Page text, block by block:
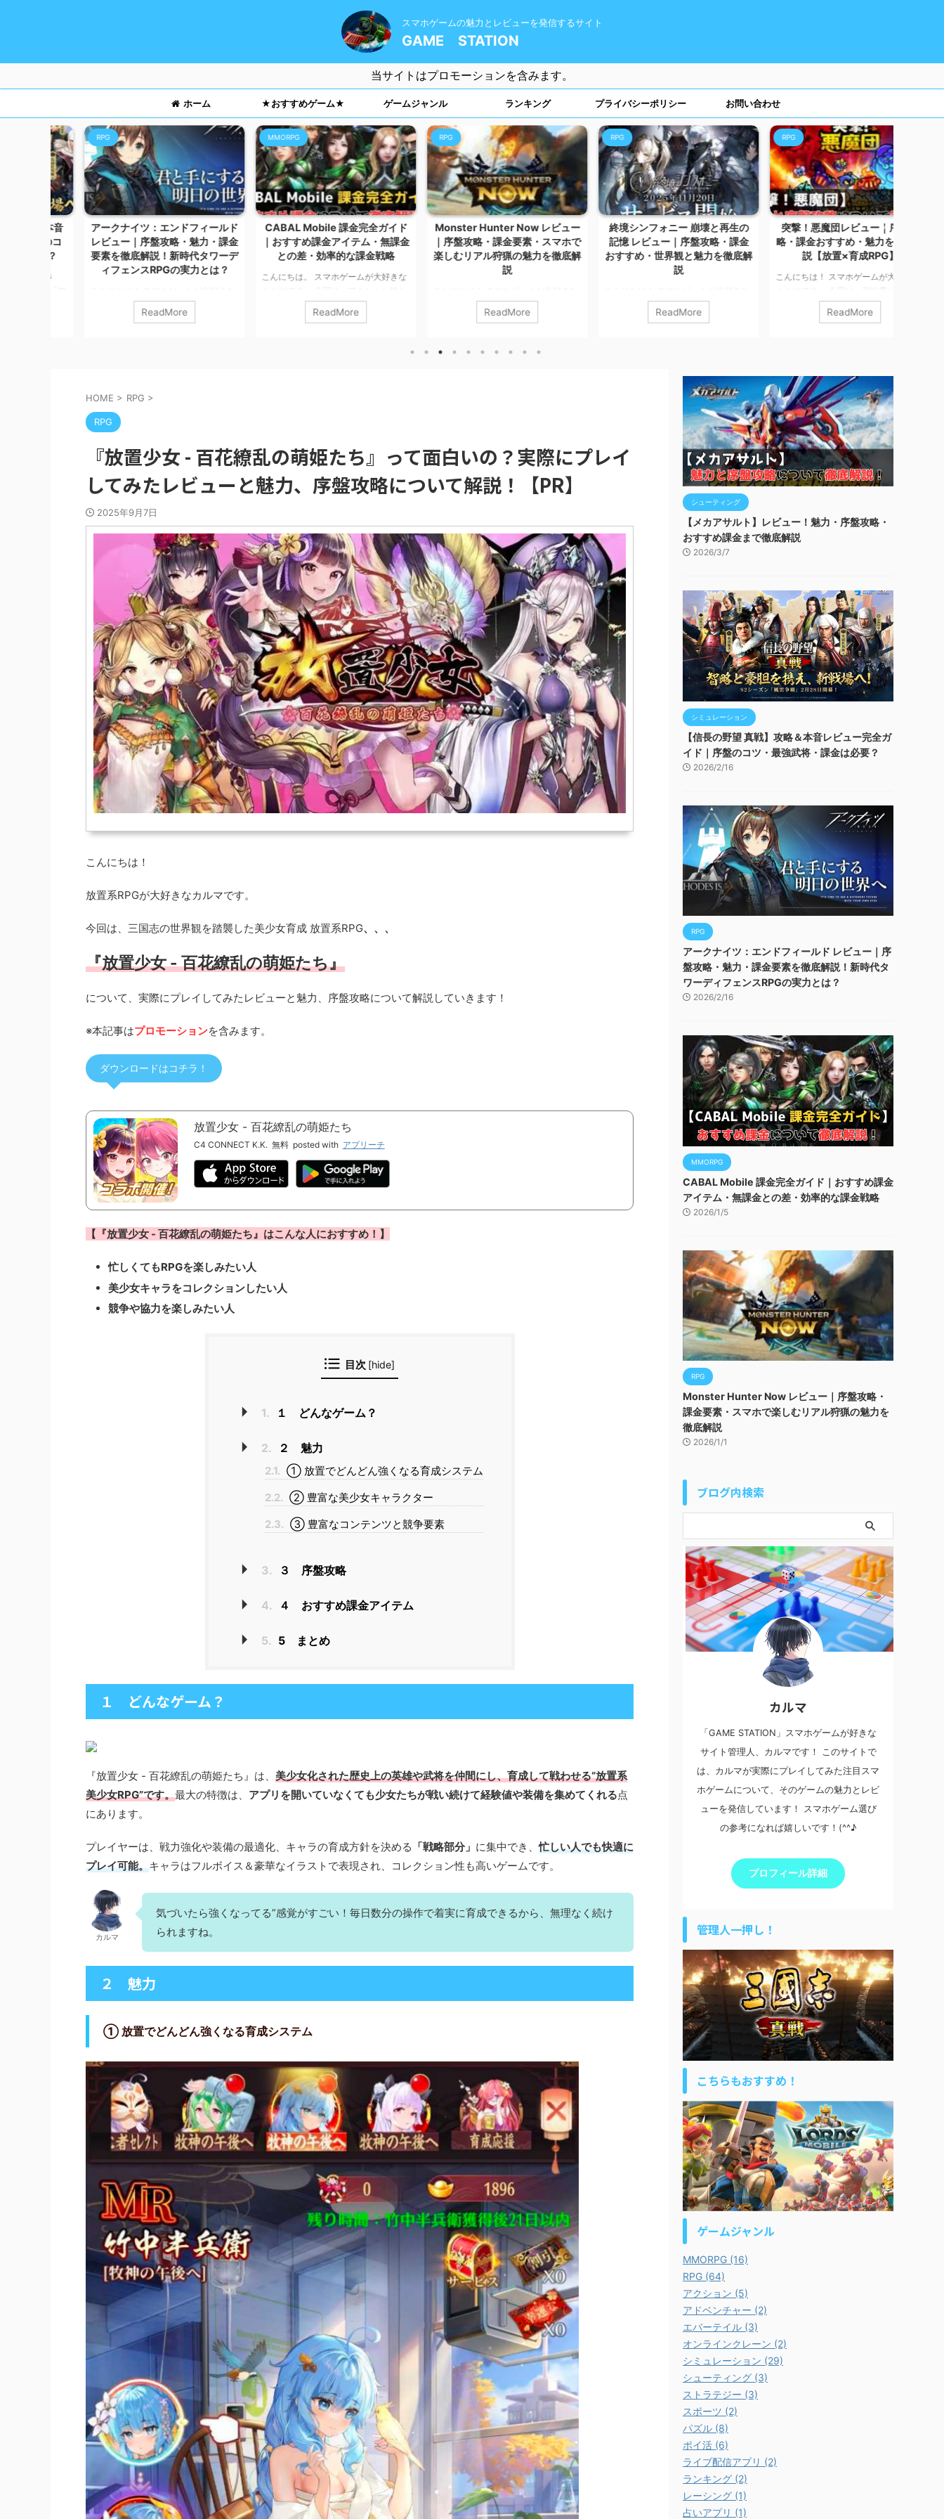
スマホゲームの魅力とレビューを発信するサイト
GAME STATION
当サイトはプロモーションを含みます。
ホーム ★おすすめゲーム★ ゲームジャンル ランキング プライバシーポリシー お問い合わせ
RPG
アークナイツ：エンドフィールド
レビュー｜序盤攻略・魅力・課金
要素を徹底解説！新時代タワーデ
ィフェンスRPGの実力とは？
カルマです。 今回は、大人気タワーデ
ィフェンスRPG「アークナイツ」の世
ロモーションを含みます。 ダウンロー
ドはコチラ！ アークナイツ：エンドフ
ィールド GRYPH FRONTIER PTE.LTD.無
イツ』はこんな人におすすめ！】 アー
ReadMore
MMORPG
CABAL Mobile 課金完全ガイド
｜おすすめ課金アイテム・無課金
との差・効率的な課金戦略
こんにちは。 スマホゲームが大好きな
育成が特徴の本格MMORPG――
『CABAL Mobile（カバルモバイル）』
ReadMore
RPG
Monster Hunter Now レビュー
｜序盤攻略・課金要素・スマホで
楽しむリアル狩猟の魅力を徹底解
カルマです。 今回は、位置情報連動型
アクションRPG、、、 『Monster
しい人 隙間時間で遊び ...
ReadMore
RPG
終境シンフォニー 崩壊と再生の
記憶 レビュー｜序盤攻略・課金
おすすめ・世界観と魅力を徹底解
カルマです。 今回は、文明が崩壊した
終末世界を舞台にしたダークファンタ
序盤攻略について解説していきます！
※本記事はプロモーションを含みます。
ダウンロードはコチラ！ 終境シンフォ
ニー Six Waves Inc.無料posted withア
プリーチ 【『突終境シンフォニー 崩壊
と再生の記憶』はこんな人におすす
め！】 重厚なストーリーを楽しみたい
ReadMore
RPG
突撃！悪魔団レビュー｜序盤攻
略・課金おすすめ・魅力を徹底解
説【放置×育成RPG】
こんにちは！ スマホゲームが大好きな
たちを率いて戦う放置系×育成
RPG、、、 『突撃！悪魔団』 につい
みます。 ダウンロードはコチラ！ 突
撃！悪魔団 Wemade Max Co., Ltd.無料
posted withアプリーチ 【『突撃！悪魔
団』はこんな人におすすめ！】 放置ゲ
ームが好きな人 キャラ育成を楽しみた
い人 気軽に長く遊べるゲームを探して
いる人 どんなゲーム ...
ReadMore
HOME > RPG >
RPG
『放置少女 - 百花繚乱の萌姫たち』って面白いの？実際にプレイ
してみたレビューと魅力、序盤攻略について解説！【PR】
2025年9月7日
こんにちは！
放置系RPGが大好きなカルマです。
今回は、三国志の世界観を踏襲した美少女育成 放置系RPG、、、
『放置少女 - 百花繚乱の萌姫たち』
について、実際にプレイしてみたレビューと魅力、序盤攻略について解説していきます！
※本記事はプロモーションを含みます。
ダウンロードはコチラ！
放置少女 - 百花繚乱の萌姫たち
C4 CONNECT K.K. 無料 posted with アプリーチ
【 『放置少女 - 百花繚乱の萌姫たち 』 はこんな人におすすめ！】
忙しくてもRPGを楽しみたい人
美少女キャラをコレクションしたい人
競争や協力を楽しみたい人
目次 [hide]
1. １ どんなゲーム？
2. ２ 魅力
2.1. ① 放置でどんどん強くなる育成システム
2.2. ② 豊富な美少女キャラクター
2.3. ③ 豊富なコンテンツと競争要素
3. ３ 序盤攻略
4. ４ おすすめ課金アイテム
5. 5 まとめ
１ どんなゲーム？
『放置少女 - 百花繚乱の萌姫たち』は、 美少女化された歴史上の英雄や武将を仲間にし、育成して戦わせる“放置系
美少女RPG”です。最大の特徴は、 アプリを開いていなくても少女たちが戦い続けて経験値や装備を集めてくれる点
にあります。
プレイヤーは、戦力強化や装備の最適化、キャラの育成方針を決める 「戦略部分」 に集中でき、忙しい人でも快適に
プレイ可能。キャラはフルボイス＆豪華なイラストで表現され、コレクション性も高いゲームです。
カルマ
気づいたら強くなってる”感覚がすごい！毎日数分の操作で着実に育成できるから、無理なく続け
られますね。
２ 魅力
① 放置でどんどん強くなる育成システム
シューティング
【メカアサルト】レビュー！魅力・序盤攻略・
おすすめ課金まで徹底解説
2026/3/7
シミュレーション
【信長の野望 真戦】攻略＆本音レビュー完全ガ
イド｜序盤のコツ・最強武将・課金は必要？
2026/2/16
RPG
アークナイツ：エンドフィールド レビュー｜序
盤攻略・魅力・課金要素を徹底解説！新時代タ
ワーディフェンスRPGの実力とは？
2026/2/16
MMORPG
CABAL Mobile 課金完全ガイド｜おすすめ課金
アイテム・無課金との差・効率的な課金戦略
2026/1/5
RPG
Monster Hunter Now レビュー｜序盤攻略・
課金要素・スマホで楽しむリアル狩猟の魅力を
徹底解説
2026/1/1
ブログ内検索
カルマ
「GAME STATION」スマホゲームが好きな
サイト管理人、カルマです！ このサイトで
は、カルマが実際にプレイしてみた注目スマ
ホゲームについて、そのゲームの魅力とレビ
ューを発信しています！ スマホゲーム選び
の参考になれば嬉しいです！(^^♪
プロフィール詳細
管理人一押し！
こちらもおすすめ！
ゲームジャンル
MMORPG (16)
RPG (64)
アクション (5)
アドベンチャー (2)
エバーテイル (3)
オンラインクレーン (2)
シミュレーション (29)
シューティング (3)
ストラテジー (3)
スポーツ (2)
パズル (8)
ポイ活 (6)
ライブ配信アプリ (2)
ランキング (2)
レーシング (1)
占いアプリ (1)